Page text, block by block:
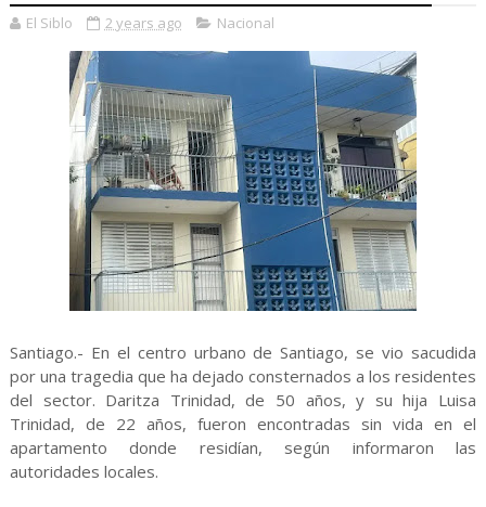
El Siblo 2 years ago Nacional
Santiago.- En el centro urbano de Santiago, se vio sacudida
por una tragedia que ha dejado consternados a los residentes
del sector. Daritza Trinidad, de 50 años, y su hija Luisa
Trinidad, de 22 años, fueron encontradas sin vida en el
apartamento donde residían, según informaron las
autoridades locales.